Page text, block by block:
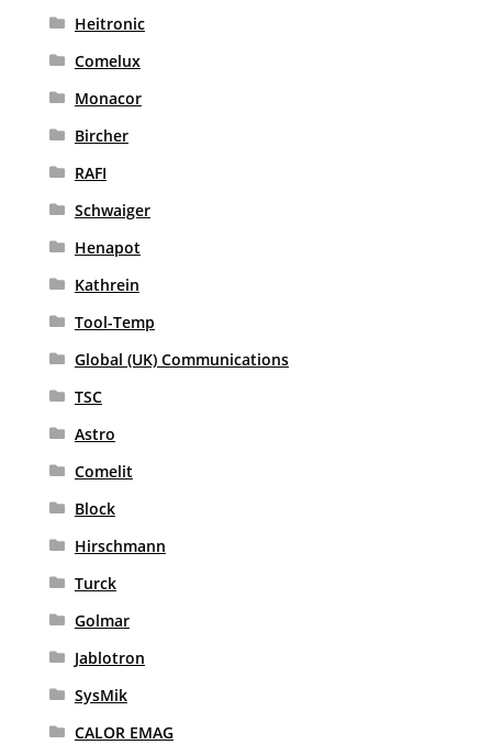
Heitronic
Comelux
Monacor
Bircher
RAFI
Schwaiger
Henapot
Kathrein
Tool-Temp
Global (UK) Communications
TSC
Astro
Comelit
Block
Hirschmann
Turck
Golmar
Jablotron
SysMik
CALOR EMAG